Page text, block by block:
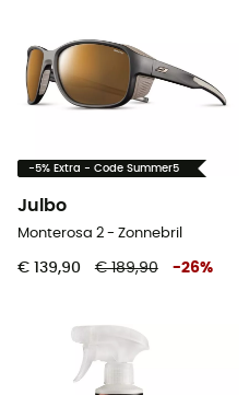
-5% Extra - Code Summer5
Julbo
Monterosa 2 - Zonnebril
€ 139,90 € 189,90 -26%